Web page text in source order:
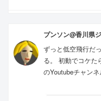
プンソン@香川県
ずっと低空飛行だ
る。 初動でコケた
のYoutubeチャン